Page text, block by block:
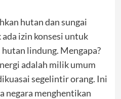
hutan dan sungai
izin konsesi untuk
lindung. Mengapa?
adalah milik umum
segelintir orang. Ini
negara menghentikan